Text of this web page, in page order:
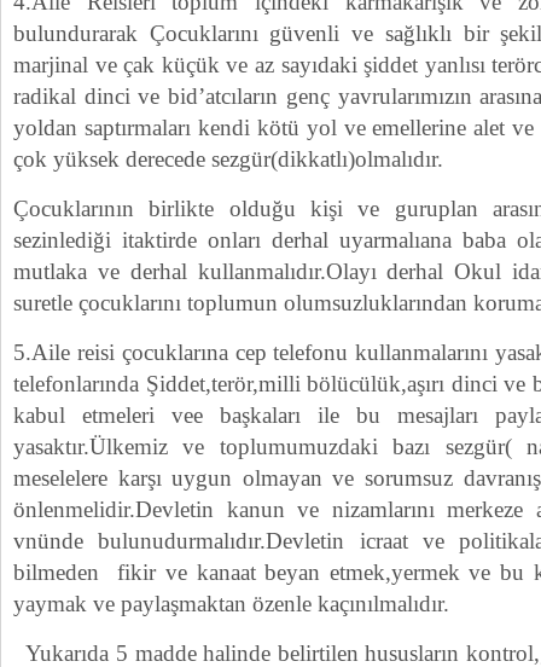
bulundurarak Çocuklarını güvenli ve sağlıklı bir
marjinal ve çak küçük ve az sayıdaki şiddet yanlısı
radikal dinci ve bid’atcıların genç yavrularımızın
yoldan saptırmaları kendi kötü yol ve emellerine alet
çok yüksek derecede sezgür(dikkatlı)olmalıdır.
Çocuklarının birlikte olduğu kişi ve guruplan
sezinlediği itaktirde onları derhal uyarmalıana baba
mutlaka ve derhal kullanmalıdır.Olayı derhal Okul
suretle çocuklarını toplumun olumsuzluklarından
5.Aile reisi çocuklarına cep telefonu kullanmalarını
telefonlarında Şiddet,terör,milli bölücülük,aşırı dinci ve
kabul etmeleri vee başkaları ile bu mesajları
yasaktır.Ülkemiz ve toplumumuzdaki bazı sezgür(
meselelere karşı uygun olmayan ve sorumsuz
önlenmelidir.Devletin kanun ve nizamlarını
vnünde bulunudurmalıdır.Devletin icraat ve
bilmeden fikir ve kanaat beyan etmek,yermek ve bu
yaymak ve paylaşmaktan özenle kaçınılmalıdır.
Yukarıda 5 madde halinde belirtilen hususların